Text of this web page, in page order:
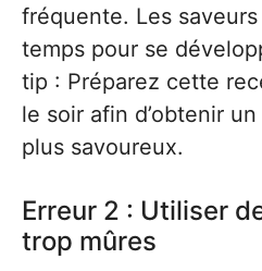
fréquente. Les
temps pour se
tip : Préparez cette
le soir afin d’obtenir
plus savoureux.
Erreur 2 : Utiliser
trop mûres